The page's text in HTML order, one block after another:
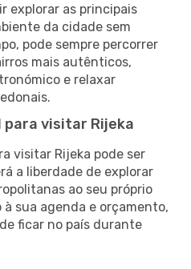
explorar as principais
da cidade sem
pode sempre percorrer
mais autênticos,
e relaxar
para visitar Rijeka
visitar Rijeka pode ser
a liberdade de explorar
ao seu próprio
sua agenda e orçamento,
ficar no país durante